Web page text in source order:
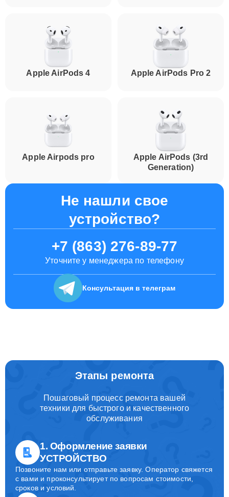
Apple AirPods 4 Apple AirPods Pro 2
Apple Airpods pro
Apple AirPods (3rd
Generation)
Не нашли свое
устройство?
+7 (863) 276-89-77
Уточните у менеджера по телефону
Консультация в телеграм
Этапы ремонта
Пошаговый процесс ремонта вашей
техники для быстрого и качественного
обслуживания
1. Оформление заявки
УСТРОЙСТВО
Позвоните нам или отправьте заявку. Оператор свяжется
с вами и проконсультирует по вопросам стоимости,
сроков и условий.